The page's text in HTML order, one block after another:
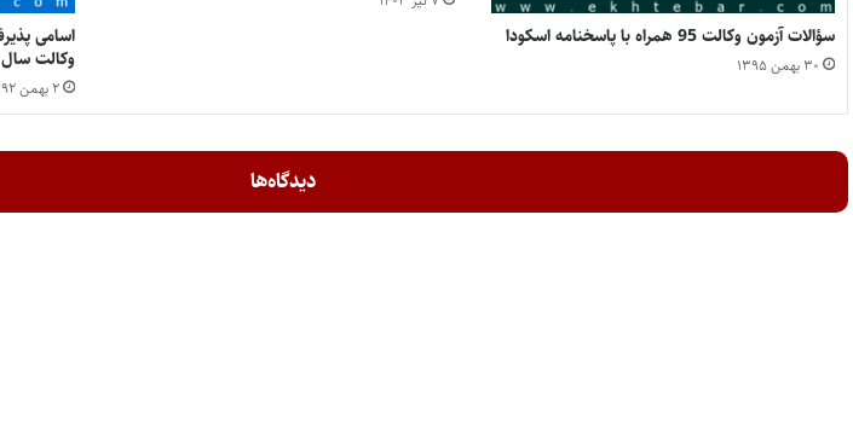
سؤالات آزمون وکالت 95 همراه با پاسخنامه اسکودا
۳۰ بهمن ۱۳۹۵
اسامی
وکالت سال ۹۲ کانون وکلای دادگستری – مرکز
۲ بهمن ۱۳۹۲
دیدگاه‌ها